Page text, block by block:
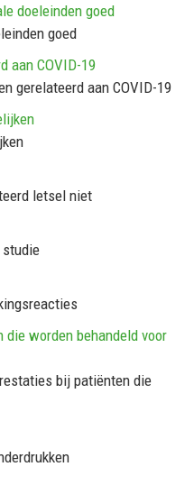
doeleinden goed
goed
aan COVID-19
gerelateerd aan COVID-19
letsel niet
studie
worden behandeld voor
bij patiënten die